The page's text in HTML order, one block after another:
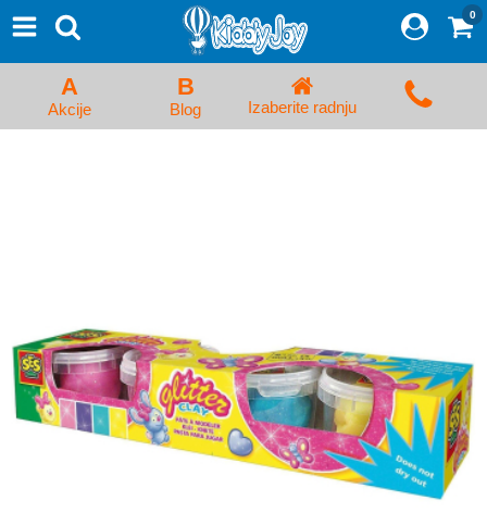
Proizvodi
Početna Prijava/Registracija
Kolica za bebe i dečija kolica
Hranilice, flašice i cucle
Monitori, Ogradice i tricikli
Posteljine, vrećice i baldahini
0
A
Akcije
B
Blog Izaberite radnju